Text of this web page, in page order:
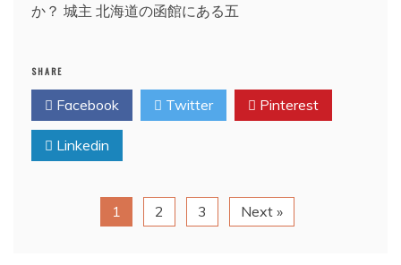
か？ 城主 北海道の函館にある五
SHARE
Facebook Twitter Pinterest
Linkedin
1 2 3 Next »